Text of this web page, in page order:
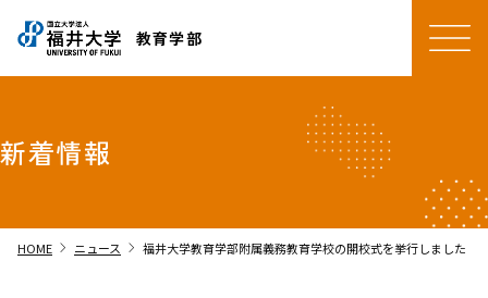
教育学部
新着情報
HOME chevron_right ニュース chevron_right 福井大学教育学部附属義務教育学校の開校式を挙行しました